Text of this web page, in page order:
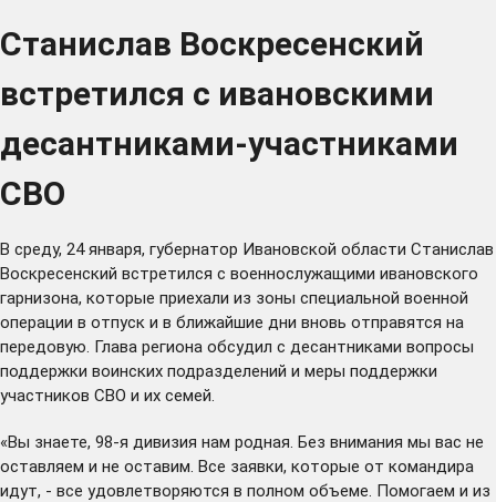
Станислав Воскресенский
встретился с ивановскими
десантниками-участниками
СВО
В среду, 24 января, губернатор Ивановской области Станислав
Воскресенский встретился с военнослужащими ивановского
гарнизона, которые приехали из зоны специальной военной
операции в отпуск и в ближайшие дни вновь отправятся на
передовую. Глава региона обсудил с десантниками вопросы
поддержки воинских подразделений и меры поддержки
участников СВО и их семей.
«Вы знаете, 98-я дивизия нам родная. Без внимания мы вас не
оставляем и не оставим. Все заявки, которые от командира
идут, - все удовлетворяются в полном объеме. Помогаем и из